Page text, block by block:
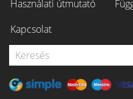
Használati útmutató
Kapcsolat